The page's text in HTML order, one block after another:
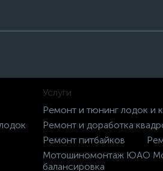
Услуги
Ремонт и тюнинг лодок и
Ремонт и доработка
Ремонт питбайков
Мотошиномонтаж ЮАО
балансировка